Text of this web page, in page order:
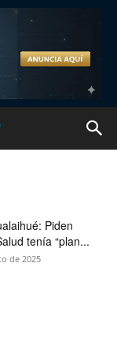
Piden
tenía “plan...
de 2025